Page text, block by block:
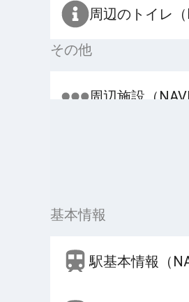
周辺のトイレ（
その他
周辺施設（
基本情報
駅基本情報（